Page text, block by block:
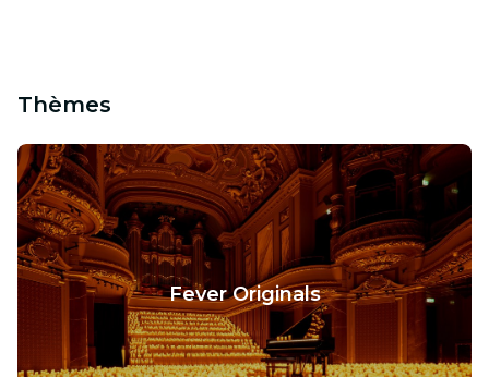
Thèmes
Fever Originals